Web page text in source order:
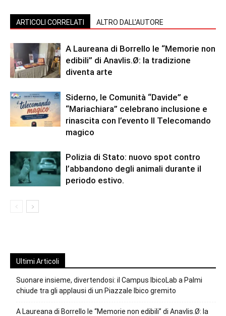
ARTICOLI CORRELATI ALTRO DALL'AUTORE
A Laureana di Borrello le “Memorie non
edibili” di Anavlis.Ø: la tradizione
diventa arte
Siderno, le Comunità “Davide” e
“Mariachiara” celebrano inclusione e
rinascita con l’evento Il Telecomando
magico
Polizia di Stato: nuovo spot contro
l’abbandono degli animali durante il
periodo estivo.
Ultimi Articoli
Suonare insieme, divertendosi: il Campus IbicoLab a Palmi
chiude tra gli applausi di un Piazzale Ibico gremito
A Laureana di Borrello le “Memorie non edibili” di Anavlis.Ø: la